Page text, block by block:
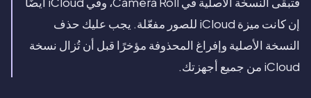
إن كانت ميزة iCloud للصور مفعّلة. يجب عليك حذف
النسخة الأصلية وإفراغ المحذوفة مؤخرًا قبل أن تُزال نسخة
iCloud من جميع أجهزتك.